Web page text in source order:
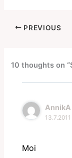
PREVIOUS
10 thoughts on
AnnikA
Moi